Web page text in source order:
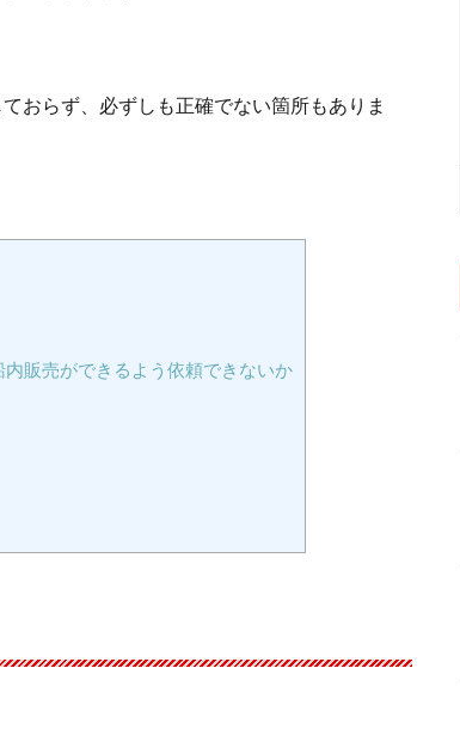
おらず、必ずしも正確でない箇所もありま
販売ができるよう依頼できないか